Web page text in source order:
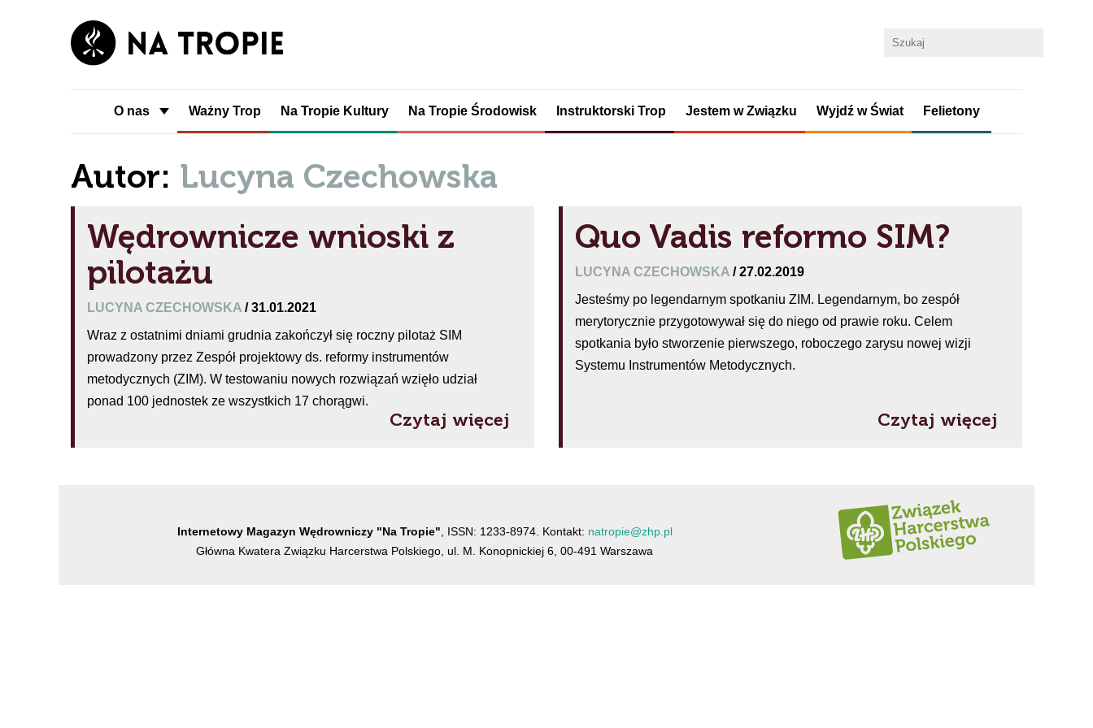
O nas Ważny Trop Na Tropie Kultury Na Tropie Środowisk Instruktorski Trop Jestem w Związku Wyjdź w Świat Felietony
Autor: Lucyna Czechowska
Wędrownicze wnioski z
pilotażu
LUCYNA CZECHOWSKA / 31.01.2021
Wraz z ostatnimi dniami grudnia zakończył się roczny pilotaż SIM
prowadzony przez Zespół projektowy ds. reformy instrumentów
metodycznych (ZIM). W testowaniu nowych rozwiązań wzięło udział
ponad 100 jednostek ze wszystkich 17 chorągwi.
Czytaj więcej
Quo Vadis reformo SIM?
LUCYNA CZECHOWSKA / 27.02.2019
Jesteśmy po legendarnym spotkaniu ZIM. Legendarnym, bo zespół
merytorycznie przygotowywał się do niego od prawie roku. Celem
spotkania było stworzenie pierwszego, roboczego zarysu nowej wizji
Systemu Instrumentów Metodycznych.
Czytaj więcej
Internetowy Magazyn Wędrowniczy "Na Tropie" , ISSN: 1233-8974. Kontakt: natropie@zhp.pl
Główna Kwatera Związku Harcerstwa Polskiego, ul. M. Konopnickiej 6, 00-491 Warszawa